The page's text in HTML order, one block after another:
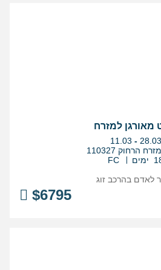
מאורגן למזרח
בין
התאריכים,
11.03 - 28.03
הרחוק 110327
FC
$6795
לאדם בהרכב זוג